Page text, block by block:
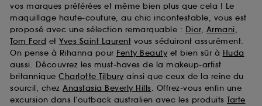
vos marques préférées et même bien plus que cela ! Le
maquillage haute-couture, au chic incontestable, vous est
proposé avec une sélection remarquable : Dior, Armani,
Tom Ford et Yves Saint Laurent vous séduiront assurément.
On pense à Rihanna pour Fenty Beauty et bien sûr à Huda
aussi. Découvrez les must-haves de la makeup-artist
britannique Charlotte Tilbury ainsi que ceux de la reine du
sourcil, chez Anastasia Beverly Hills. Offrez-vous enfin une
excursion dans l’outback australien avec les produits Tarte